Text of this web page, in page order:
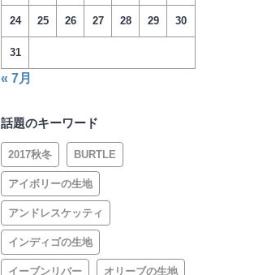
24 25 26 27 28 29 30
31
« 7月
話題のキーワード
2017秋冬 BURTLE
アイボリーの生地
アンドレスケッティ
インディゴの生地
イーブンリバー オリーブの生地